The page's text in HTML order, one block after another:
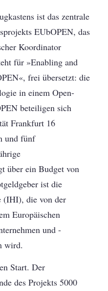
ist das ­zentrale
EUbOPEN, das
Koordinator
für »Enabling and
frei übersetzt: die
in einem Open-
beteiligen sich
Frankfurt 16
und fünf
über ein Budget von
ist die
(IHI), die von der
Europäischen
und -
wird.
Start. Der
des Projekts 5000